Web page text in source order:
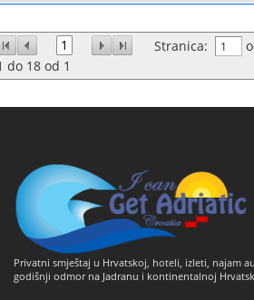
1 Stranica:
do 18 od 1
Privatni smještaj u Hrvatskoj, hoteli, izleti, najam
godišnji odmor na Jadranu i kontinentalnoj